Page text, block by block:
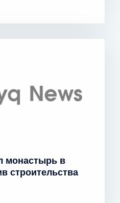
монастырь в
строительства